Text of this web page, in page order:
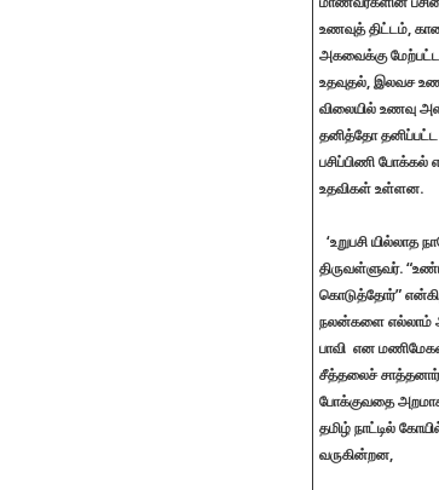
உணவுத் திட்டம்,
அகவைக்கு
உதவுதல், இலவச
விலையில் உணவு
தனித்தோ
பசிப்பிணி போக்கல்
உதவிகள் உள்ளன.
‘உறுபசி யில்லாத
திருவள்ளுவர்.
கொடுத்தோர்”
நலன்களை எல்லாம்
பாவி என
சீத்தலைச் சாத்தனார்
போக்குவதை
தமிழ் நாட்டில்
வருகின்றன,